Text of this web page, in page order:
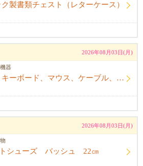
製書類チェスト（レターケース）
2026年08月03日(月)
器
28. モニター、キーボード、マウス、ケーブル、アームレスト一式
2026年08月03日(月)
トシューズ バッシュ 22㎝